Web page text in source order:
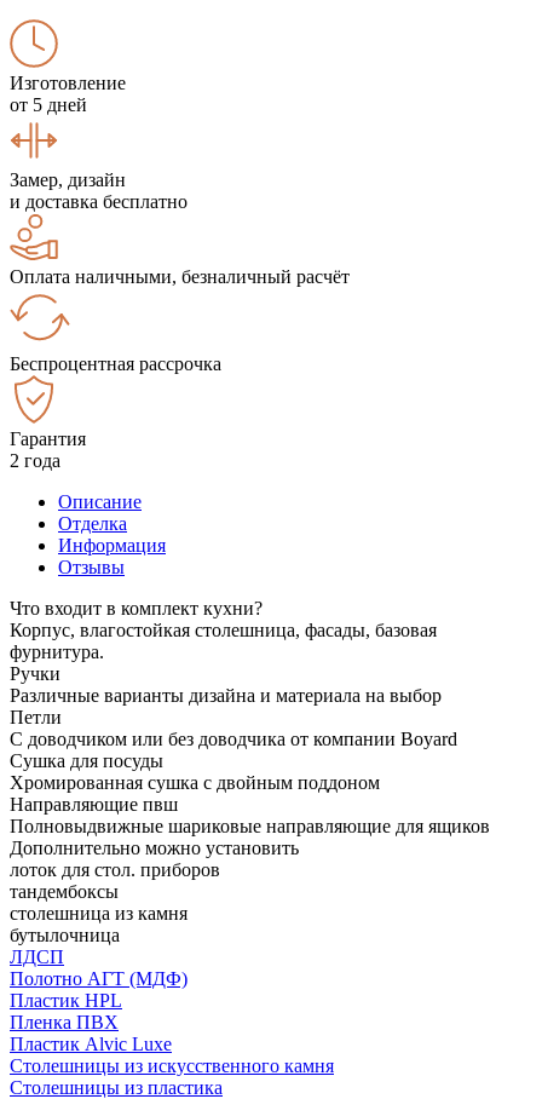
Изготовление
от 5 дней
Замер, дизайн
и доставка бесплатно
Оплата наличными, безналичный расчёт
Беспроцентная рассрочка
Гарантия
2 года
Описание
Отделка
Информация
Отзывы
Что входит в комплект кухни?
Корпус, влагостойкая столешница, фасады, базовая
фурнитура.
Ручки
Различные варианты дизайна и материала на выбор
Петли
С доводчиком или без доводчика от компании Boyard
Сушка для посуды
Хромированная сушка с двойным поддоном
Направляющие пвш
Полновыдвижные шариковые направляющие для ящиков
Дополнительно можно установить
лоток для стол. приборов
тандембоксы
столешница из камня
бутылочница
ЛДСП
Полотно АГТ (МДФ)
Пластик HPL
Пленка ПВХ
Пластик Alvic Luxe
Столешницы из искусственного камня
Столешницы из пластика